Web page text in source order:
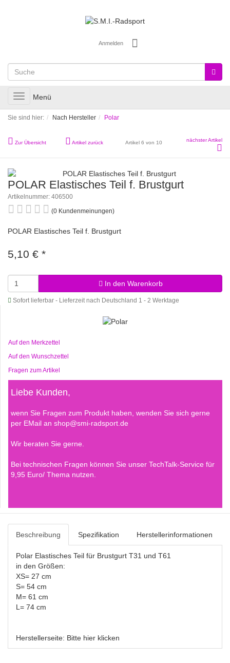
Anmelden
Toggle
navigation
Menü
Sie sind hier: Nach Hersteller Polar
Zur Übersicht Artikel zurück Artikel 6 von 10 nächster Artikel
POLAR Elastisches Teil f. Brustgurt
Artikelnummer: 406500
(0 Kundenmeinungen)
POLAR Elastisches Teil f. Brustgurt
5,10 € *
In den Warenkorb
Sofort lieferbar - Lieferzeit nach Deutschland 1 - 2 Werktage
Auf den Merkzettel
Auf den Wunschzettel
Fragen zum Artikel
Liebe Kunden,
wenn Sie Fragen zum Produkt haben, wenden Sie sich gerne
per EMail an shop@smi-radsport.de
Wir beraten Sie gerne.
Bei technischen Fragen können Sie unser TechTalk-Service für
9,95 Euro/ Thema nutzen.
Beschreibung Spezifikation Herstellerinformationen
Polar Elastisches Teil für Brustgurt T31 und T61
in den Größen:
XS= 27 cm
S= 54 cm
M= 61 cm
L= 74 cm
Herstellerseite: Bitte hier klicken